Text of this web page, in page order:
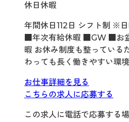
休日休暇
年間休日112日 シフト制 ※
■年次有給休暇 ■GW ■お
暇 お休み制度も整っている
わっても長く働きやすい環
お仕事詳細を見る
こちらの求人に応募する
この求人に電話で応募する